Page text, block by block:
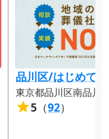
品川区/はじめて
東京都品川区南品川
5 （92）